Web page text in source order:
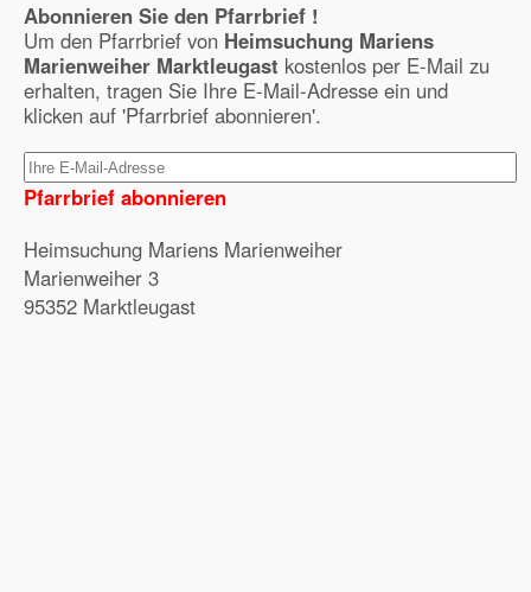
Abonnieren Sie den Pfarrbrief !
Um den Pfarrbrief von Heimsuchung Mariens
Marienweiher Marktleugast kostenlos per E-Mail zu
erhalten, tragen Sie Ihre E-Mail-Adresse ein und
klicken auf 'Pfarrbrief abonnieren'.
Pfarrbrief abonnieren
Heimsuchung Mariens Marienweiher
Marienweiher 3
95352 Marktleugast